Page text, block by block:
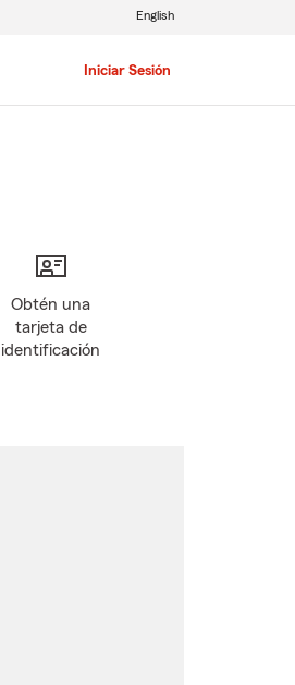
Iniciar Sesión
English
Obtén una
tarjeta de
identificación